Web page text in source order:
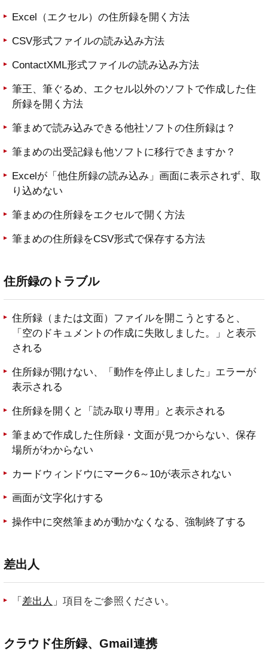
Excel（エクセル）の住所録を開く方法
CSV形式ファイルの読み込み方法
ContactXML形式ファイルの読み込み方法
筆王、筆ぐるめ、エクセル以外のソフトで作成した住
所録を開く方法
筆まめで読み込みできる他社ソフトの住所録は？
筆まめの出受記録も他ソフトに移行できますか？
Excelが「他住所録の読み込み」画面に表示されず、取
り込めない
筆まめの住所録をエクセルで開く方法
筆まめの住所録をCSV形式で保存する方法
住所録のトラブル
住所録（または文面）ファイルを開こうとすると、
「空のドキュメントの作成に失敗しました。」と表示
される
住所録が開けない、「動作を停止しました」エラーが
表示される
住所録を開くと「読み取り専用」と表示される
筆まめで作成した住所録・文面が見つからない、保存
場所がわからない
カードウィンドウにマーク6～10が表示されない
画面が文字化けする
操作中に突然筆まめが動かなくなる、強制終了する
差出人
「 差出人 」 項目をご参照ください。
クラウド住所録、Gmail連携